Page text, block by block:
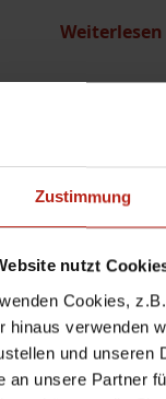
Zustimmung
nutzt
Cookies,
hinaus verwenden
und unseren
an unsere Partner
Weiterlesen
6. Juli 2026
Mit dem
2026-13368